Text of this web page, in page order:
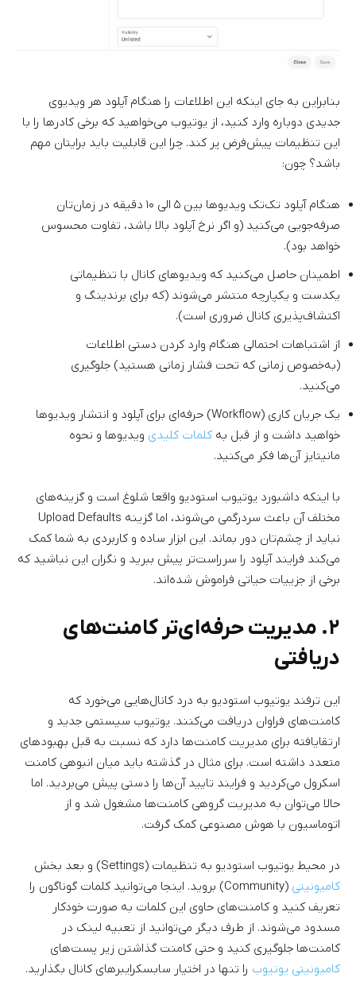
بنابراین به جای اینکه این اطلاعات را هنگام آپلود هر ویدیوی
جدیدی دوباره وارد کنید، از یوتیوب می‌خواهید که برخی کادرها را با
این تنظیمات پیش‌فرض پر کند. چرا این قابلیت باید برایتان مهم
باشد؟ چون:
هنگام آپلود تک‌تک ویدیوها بین ۵ الی ۱۰ دقیقه در زمان‌تان
صرفه‌جویی می‌کنید (و اگر نرخ آپلود بالا باشد، تفاوت محسوس
خواهد بود).
اطمینان حاصل می‌کنید که ویدیوهای کانال با تنظیماتی
یکدست و یکپارچه منتشر می‌شوند (که برای برندینگ و
اکتشاف‌پذیری کانال ضروری است).
از اشتباهات احتمالی هنگام وارد کردن دستی اطلاعات
(به‌خصوص زمانی که تحت فشار زمانی هستید) جلوگیری
می‌کنید.
یک جریان کاری (Workflow) حرفه‌ای برای آپلود و انتشار ویدیوها
خواهید داشت و از قبل به کلمات کلیدی ویدیوها و نحوه
مانیتایز آن‌ها فکر می‌کنید.
با اینکه داشبورد یوتیوب استودیو واقعا شلوغ است و گزینه‌های
مختلف آن باعث سردرگمی می‌شوند، اما گزینه Upload Defaults
نباید از چشم‌تان دور بماند. این ابزار ساده و کاربردی به شما کمک
می‌کند فرایند آپلود را سرراست‌تر پیش ببرید و نگران این نباشید که
برخی از جزییات حیاتی فراموش شده‌اند.
۲. مدیریت حرفه‌ای‌تر کامنت‌های
دریافتی
این ترفند یوتیوب استودیو به درد کانال‌هایی می‌خورد که
کامنت‌های فراوان دریافت می‌کنند. یوتیوب سیستمی جدید و
ارتقایافته برای مدیریت کامنت‌ها دارد که نسبت به قبل بهبودهای
متعدد داشته است. برای مثال در گذشته باید میان انبوهی کامنت
اسکرول می‌کردید و فرایند تایید آن‌ها را دستی پیش می‌بردید. اما
حالا می‌توان به مدیریت گروهی کامنت‌ها مشغول شد و از
اتوماسیون با هوش مصنوعی کمک گرفت.
در محیط یوتیوب استودیو به تنظیمات (Settings) و بعد بخش
کامیونیتی
(Community) بروید. اینجا می‌توانید کلمات گوناگون را
تعریف کنید و کامنت‌های حاوی این کلمات به صورت خودکار
مسدود می‌شوند. از طرف دیگر می‌توانید از تعبیه لینک در
کامنت‌ها جلوگیری کنید و حتی کامنت گذاشتن زیر پست‌های
کامیونیتی یوتیوب را تنها در اختیار سابسکرایبرهای کانال بگذارید.